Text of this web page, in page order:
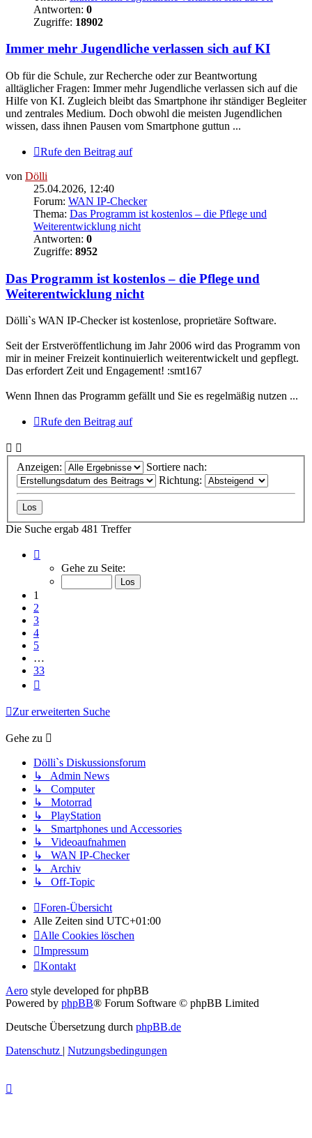
Antworten: 0
Zugriffe: 18902
Immer mehr Jugendliche verlassen sich auf KI
Ob für die Schule, zur Recherche oder zur Beantwortung
alltäglicher Fragen: Immer mehr Jugendliche verlassen sich auf die
Hilfe von KI. Zugleich bleibt das Smartphone ihr ständiger Begleiter
und zentrales Medium. Doch obwohl die meisten Jugendlichen
wissen, dass ihnen Pausen vom Smartphone guttun ...
Rufe den Beitrag auf
von Dölli
25.04.2026, 12:40
Forum: WAN IP-Checker
Thema: Das Programm ist kostenlos – die Pflege und
Weiterentwicklung nicht
Antworten: 0
Zugriffe: 8952
Das Programm ist kostenlos – die Pflege und
Weiterentwicklung nicht
Dölli`s WAN IP-Checker ist kostenlose, proprietäre Software.
Seit der Erstveröffentlichung im Jahr 2006 wird das Programm von
mir in meiner Freizeit kontinuierlich weiterentwickelt und gepflegt.
Das erfordert Zeit und Engagement! :smt167
Wenn Ihnen das Programm gefällt und Sie es regelmäßig nutzen ...
Rufe den Beitrag auf
Anzeigen:
Sortiere nach:
Richtung:
Die Suche ergab 481 Treffer
von
Gehe zu Seite:
1
2
3
4
5
…
33
Zur erweiterten Suche
Gehe zu
Dölli`s Diskussionsforum
↳ Admin News
↳ Computer
↳ Motorrad
↳ PlayStation
↳ Smartphones und Accessories
↳ Videoaufnahmen
↳ WAN IP-Checker
↳ Archiv
↳ Off-Topic
Foren-Übersicht
Alle Zeiten sind UTC+01:00
Alle Cookies löschen
Impressum
Kontakt
Aero style developed for phpBB
Powered by phpBB® Forum Software © phpBB Limited
Deutsche Übersetzung durch phpBB.de
Datenschutz | Nutzungsbedingungen